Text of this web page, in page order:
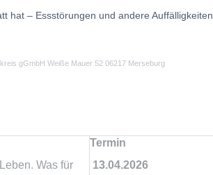
hat – Essstörungen und andere Auffälligkeiten
gGmbH Weiße Mauer 52 06217 Merseburg
Was für
Termin
13.04.2026